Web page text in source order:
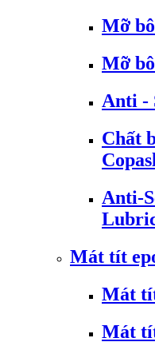
Mỡ
Mỡ
Anti -
Chất
Anti-
Mát tít
Mát
Mát